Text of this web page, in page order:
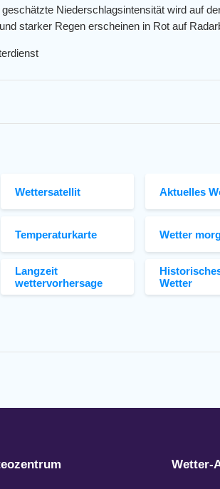
Niederschlagsintensität wird auf
starker Regen erscheinen in Rot auf
Wettersatellit
Temperaturkarte
Langzeit
wettervorhersage
Aktuelles
Wetter
Wetter
Wetter-